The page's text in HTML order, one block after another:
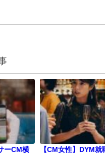
ーCM横
【CM女性】DYM